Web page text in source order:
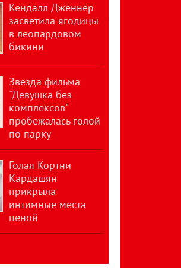
Кендалл Дженнер
засветила ягодицы
в леопардовом
бикини
Звезда фильма
"Девушка без
комплексов"
пробежалась голой
по парку
Голая Кортни
Кардашян
прикрыла
интимные места
пеной